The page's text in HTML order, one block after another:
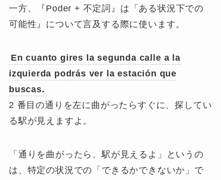
一方、『Poder + 不定詞』は「 ある状況下での
可能性』について言及 する際に使います。
En cuanto gires la segunda calle a la
izquierda podrás ver la estación que
buscas.
2 番目の通りを左に曲がったらすぐに、探してい
る駅が見えますよ。
「通りを曲がったら、駅が見えるよ」というの
は、特定の状況での「できるかできないか」で